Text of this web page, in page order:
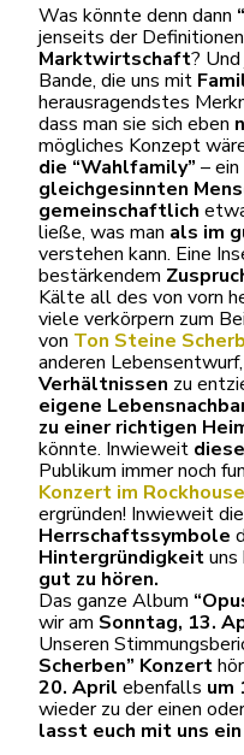
Was könnte denn dann
jenseits der
Marktwirtschaft?
Bande, die uns mit
herausragendstes
dass man sie sich eben
mögliches Konzept
die “Wahlfamily” – ein
gleichgesinnten
gemeinschaftlich
ließe, was man als im
verstehen kann. Eine
bestärkendem
Kälte all des von vorn
viele verkörpern zum
von Ton Steine
anderen
Verhältnissen zu
eigene
zu einer richtigen
könnte. Inwieweit
Publikum immer noch
Konzert im
ergründen! Inwieweit die
Herrschaftssymbole
Hintergründigkeit
gut zu hören.
Das ganze Album
wir am Sonntag, 13.
Unseren
Scherben” Konzert
20. April ebenfalls um
wieder zu der einen
lasst euch mit uns ein